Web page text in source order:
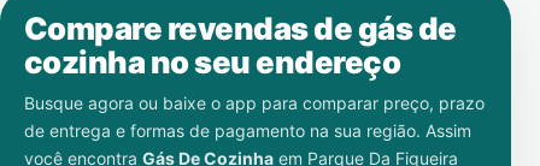
Compare revendas de gás de
cozinha no seu endereço
Busque agora ou baixe o app para comparar preço, prazo
de entrega e formas de pagamento na sua região. Assim
você encontra Gás De Cozinha em Parque Da Figueira